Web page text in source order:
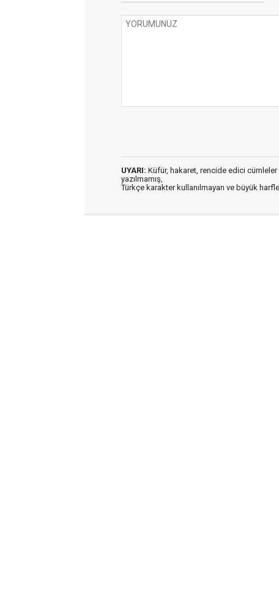
UYARI: Küfür, hakaret, rencide edici cümleler
yazılmamış,
Türkçe karakter kullanılmayan ve büyük